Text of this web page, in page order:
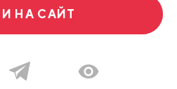
НА САЙТ